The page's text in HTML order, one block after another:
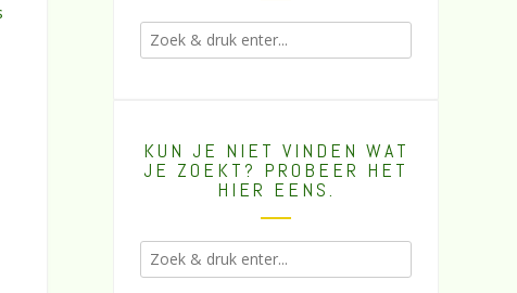
KUN JE NIET VINDEN WAT
JE ZOEKT? PROBEER HET
HIER EENS.